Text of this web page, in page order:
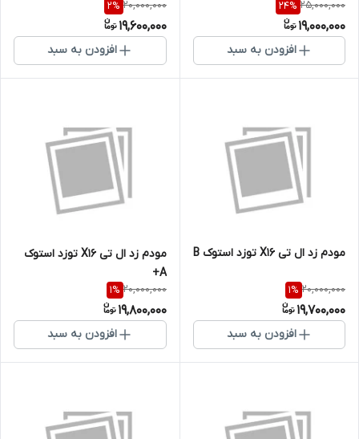
25,000,000
24%
19,000,000
افزودن به سبد
20,000,000
2%
19,600,000
افزودن به سبد
مودم زد ال تی X16 توزد استوک B
20,000,000
1%
19,700,000
افزودن به سبد
مودم زد ال تی X16 توزد استوک
A+
20,000,000
1%
19,800,000
افزودن به سبد